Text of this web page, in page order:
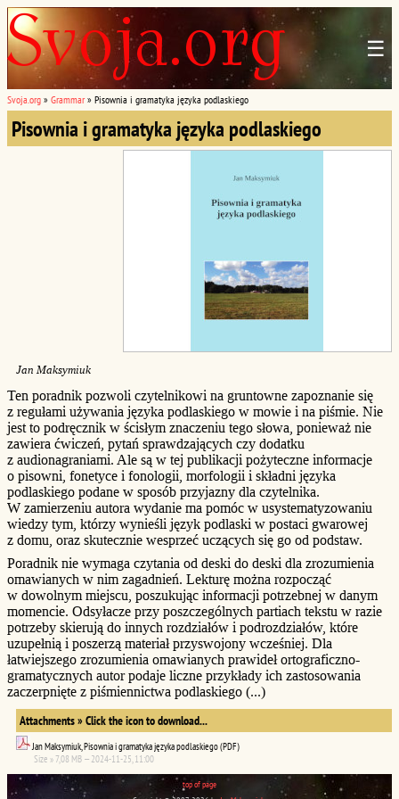
☰
Svoja.org » Grammar» Pisownia i gramatyka języka podlaskiego
Pisownia i gramatyka języka podlaskiego
Jan Maksymiuk
Ten poradnik pozwoli czytelnikowi na gruntowne zapoznanie się
z regułami używania języka podlaskiego w mowie i na piśmie. Nie
jest to podręcznik w ścisłym znaczeniu tego słowa, ponieważ nie
zawiera ćwiczeń, pytań sprawdzających czy dodatku
z audionagraniami. Ale są w tej publikacji pożyteczne informacje
o pisowni, fonetyce i fonologii, morfologii i składni języka
podlaskiego podane w sposób przyjazny dla czytelnika.
W zamierzeniu autora wydanie ma pomóc w usystematyzowaniu
wiedzy tym, którzy wynieśli język podlaski w postaci gwarowej
z domu, oraz skutecznie wesprzeć uczących się go od podstaw.
Poradnik nie wymaga czytania od deski do deski dla zrozumienia
omawianych w nim zagadnień. Lekturę można rozpocząć
w dowolnym miejscu, poszukując informacji potrzebnej w danym
momencie. Odsyłacze przy poszczególnych partiach tekstu w razie
potrzeby skierują do innych rozdziałów i podrozdziałów, które
uzupełnią i poszerzą materiał przyswojony wcześniej. Dla
łatwiejszego zrozumienia omawianych prawideł ortograficzno-
gramatycznych autor podaje liczne przykłady ich zastosowania
zaczerpnięte z piśmiennictwa podlaskiego (...)
Attachments » Click the icon to download...
Jan Maksymiuk, Pisownia i gramatyka języka podlaskiego (PDF)
Size » 7,08 MB — 2024-11-25, 11:00
top of page